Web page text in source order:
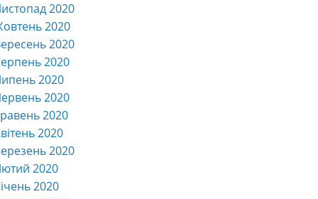
2020
2020
2020
2020
2020
2020
2020
2020
2020
2020
2020